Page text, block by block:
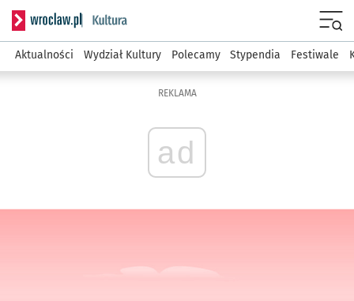
Serwis informacyjny wroclaw.pl podserwis: Kultura
Aktualności Wydział Kultury Polecamy Stypendia Festiwale
REKLAMA
ad